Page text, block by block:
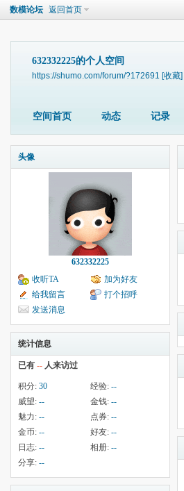
数模论坛 返回首页
632332225的个人空间
https://shumo.com/forum/?172691 [收藏]
空间首页 动态 记录
头像
632332225
收听TA
加为好友
给我留言
打个招呼
发送消息
统计信息
已有 -- 人来访过
积分: 30 经验: --
威望: -- 金钱: --
魅力: -- 点券: --
金币: -- 好友: --
日志: -- 相册: --
分享: --